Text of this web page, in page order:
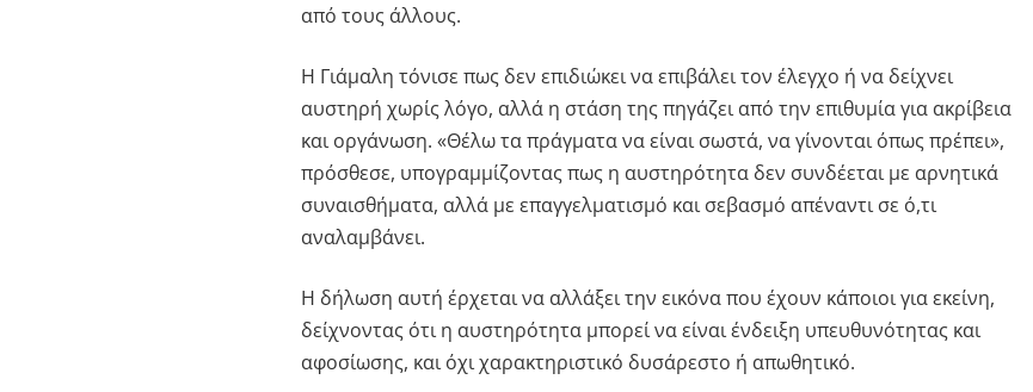
από τους άλλους.
Η Γιάμαλη τόνισε πως δεν επιδιώκει να επιβάλει τον έλεγχο ή να δείχνει
αυστηρή χωρίς λόγο, αλλά η στάση της πηγάζει από την επιθυμία για ακρίβεια
και οργάνωση. «Θέλω τα πράγματα να είναι σωστά, να γίνονται όπως πρέπει»,
πρόσθεσε, υπογραμμίζοντας πως η αυστηρότητα δεν συνδέεται με αρνητικά
συναισθήματα, αλλά με επαγγελματισμό και σεβασμό απέναντι σε ό,τι
αναλαμβάνει.
Η δήλωση αυτή έρχεται να αλλάξει την εικόνα που έχουν κάποιοι για εκείνη,
δείχνοντας ότι η αυστηρότητα μπορεί να είναι ένδειξη υπευθυνότητας και
αφοσίωσης, και όχι χαρακτηριστικό δυσάρεστο ή απωθητικό.